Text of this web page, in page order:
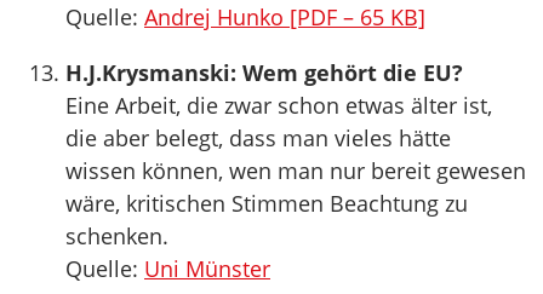
Quelle: Andrej Hunko [PDF – 65 KB]
H.J.Krysmanski: Wem gehört die EU?
Eine Arbeit, die zwar schon etwas älter ist,
die aber belegt, dass man vieles hätte
wissen können, wen man nur bereit gewesen
wäre, kritischen Stimmen Beachtung zu
schenken.
Quelle: Uni Münster